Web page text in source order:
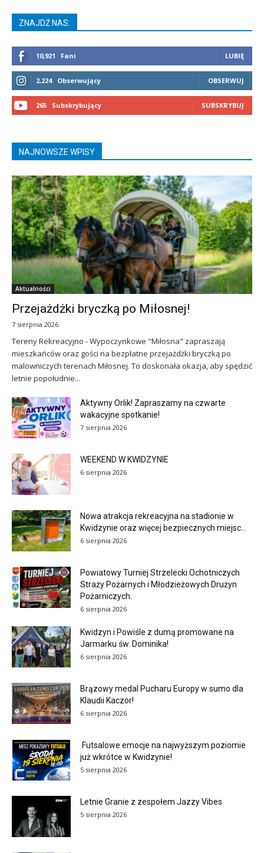
ZNAJDŹ NAS:
10,921 Fani LUBIĘ
2,224 Obserwujący OBSERWUJ
265 Subskrybujący SUBSKRYBUJ
NAJNOWSZE WPISY
Aktualności
Przejażdżki bryczką po Miłosnej!
7 sierpnia 2026
Tereny Rekreacyjno - Wypoczynkowe "Miłosna" zapraszają
mieszkańców oraz gości na bezpłatne przejażdżki bryczką po
malowniczych terenach Miłosnej. To doskonała okazja, aby spędzić
letnie popołudnie...
Aktywny Orlik! Zapraszamy na czwarte
wakacyjne spotkanie!
7 sierpnia 2026
WEEKEND W KWIDZYNIE
6 sierpnia 2026
Nowa atrakcja rekreacyjna na stadionie w
Kwidzynie oraz więcej bezpiecznych miejsc...
6 sierpnia 2026
Powiatowy Turniej Strzelecki Ochotniczych
Straży Pożarnych i Młodzieżowych Drużyn
Pożarniczych.
6 sierpnia 2026
Kwidzyn i Powiśle z dumą promowane na
Jarmarku św. Dominika!
6 sierpnia 2026
Brązowy medal Pucharu Europy w sumo dla
Klaudii Kaczor!
6 sierpnia 2026
Futsalowe emocje na najwyższym poziomie
już wkrótce w Kwidzynie!
5 sierpnia 2026
Letnie Granie z zespołem Jazzy Vibes
5 sierpnia 2026